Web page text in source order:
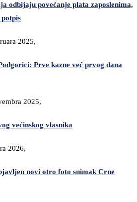
odbijaju povećanje plata zaposlenima,
2025,
Prve kazne već prvog dana
2025,
većinskog vlasnika
2026,
novi otro foto snimak Crne